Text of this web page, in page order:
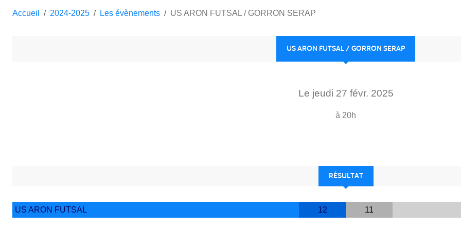
Accueil 2024-2025 Les évènements US ARON FUTSAL / GORRON SERAP
US ARON FUTSAL / GORRON SERAP
Le jeudi 27 févr. 2025
à 20h
RÉSULTAT
US ARON FUTSAL 12 11